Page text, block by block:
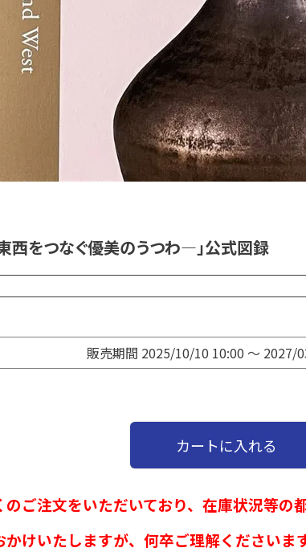
西をつなぐ優美のうつわ―」公式図録
販売期間 2025/10/10 10:00 〜 2027/
カートに入れる
ご注文をいただいており、在庫状況等の
けいたしますが、何卒ご理解くださいま